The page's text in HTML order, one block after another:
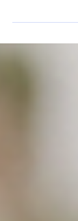
προσαγωγούς